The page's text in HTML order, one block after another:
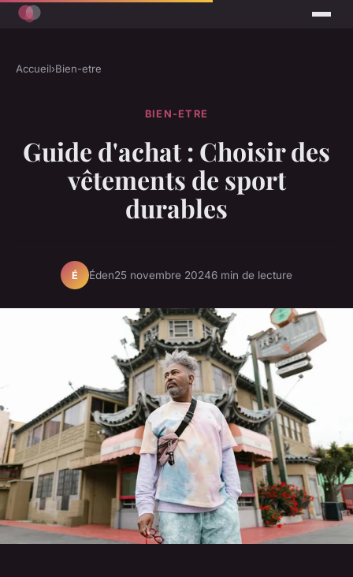
Accueil›Bien-etre
BIEN-ETRE
Guide d'achat : Choisir des
vêtements de sport
durables
É Éden25 novembre 20246 min de lecture